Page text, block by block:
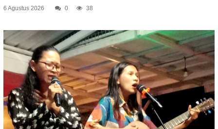
6 Agustus 2026 0 38